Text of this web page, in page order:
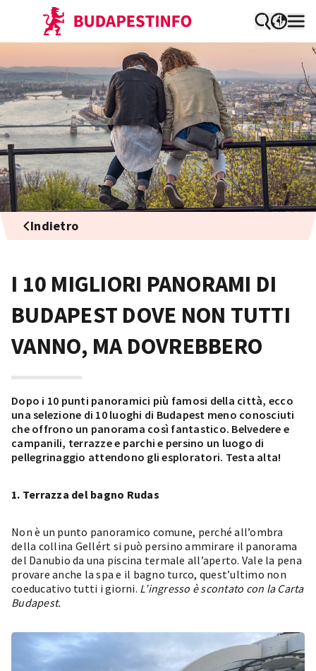
Indietro
I 10 MIGLIORI PANORAMI DI
BUDAPEST DOVE NON TUTTI
VANNO, MA DOVREBBERO
Dopo i 10 punti panoramici più famosi della città, ecco
una selezione di 10 luoghi di Budapest meno conosciuti
che offrono un panorama così fantastico. Belvedere e
campanili, terrazze e parchi e persino un luogo di
pellegrinaggio attendono gli esploratori. Testa alta!
1. Terrazza del bagno Rudas
Non è un punto panoramico comune, perché all’ombra
della collina Gellért si può persino ammirare il panorama
del Danubio da una piscina termale all’aperto. Vale la pena
provare anche la spa e il bagno turco, quest’ultimo non
coeducativo tutti i giorni. L’ingresso è scontato con la Carta
Budapest.